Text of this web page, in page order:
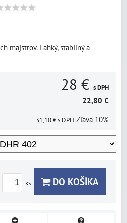
majstrov. Ľahký, stabilný a
28 € s DPH
22,80 €
31,10 €s DPH Zľava 10%
ks DO KOŠÍKA